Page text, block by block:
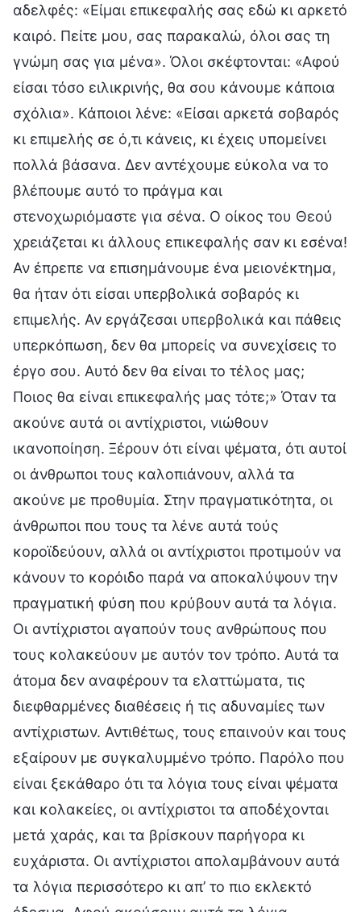
αδελφές: «Είμαι επικεφαλής σας εδώ κι αρκετό
καιρό. Πείτε μου, σας παρακαλώ, όλοι σας τη
γνώμη σας για μένα». Όλοι σκέφτονται: «Αφού
είσαι τόσο ειλικρινής, θα σου κάνουμε κάποια
σχόλια». Κάποιοι λένε: «Είσαι αρκετά σοβαρός
κι επιμελής σε ό,τι κάνεις, κι έχεις υπομείνει
πολλά βάσανα. Δεν αντέχουμε εύκολα να το
βλέπουμε αυτό το πράγμα και
στενοχωριόμαστε για σένα. Ο οίκος του Θεού
χρειάζεται κι άλλους επικεφαλής σαν κι εσένα!
Αν έπρεπε να επισημάνουμε ένα μειονέκτημα,
θα ήταν ότι είσαι υπερβολικά σοβαρός κι
επιμελής. Αν εργάζεσαι υπερβολικά και πάθεις
υπερκόπωση, δεν θα μπορείς να συνεχίσεις το
έργο σου. Αυτό δεν θα είναι το τέλος μας;
Ποιος θα είναι επικεφαλής μας τότε;» Όταν τα
ακούνε αυτά οι αντίχριστοι, νιώθουν
ικανοποίηση. Ξέρουν ότι είναι ψέματα, ότι αυτοί
οι άνθρωποι τους καλοπιάνουν, αλλά τα
ακούνε με προθυμία. Στην πραγματικότητα, οι
άνθρωποι που τους τα λένε αυτά τούς
κοροϊδεύουν, αλλά οι αντίχριστοι προτιμούν να
κάνουν το κορόιδο παρά να αποκαλύψουν την
πραγματική φύση που κρύβουν αυτά τα λόγια.
Οι αντίχριστοι αγαπούν τους ανθρώπους που
τους κολακεύουν με αυτόν τον τρόπο. Αυτά τα
άτομα δεν αναφέρουν τα ελαττώματα, τις
διεφθαρμένες διαθέσεις ή τις αδυναμίες των
αντίχριστων. Αντιθέτως, τους επαινούν και τους
εξαίρουν με συγκαλυμμένο τρόπο. Παρόλο που
είναι ξεκάθαρο ότι τα λόγια τους είναι ψέματα
και κολακείες, οι αντίχριστοι τα αποδέχονται
μετά χαράς, και τα βρίσκουν παρήγορα κι
ευχάριστα. Οι αντίχριστοι απολαμβάνουν αυτά
τα λόγια περισσότερο κι απ’ το πιο εκλεκτό